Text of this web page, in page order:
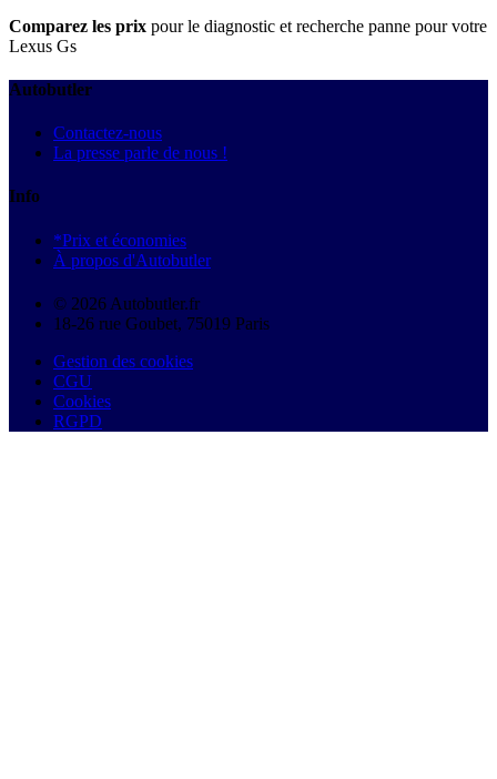
Comparez les prix pour le diagnostic et recherche panne pour votre
Lexus Gs
Autobutler
Contactez-nous
La presse parle de nous !
Info
*Prix et économies
À propos d'Autobutler
© 2026 Autobutler.fr
18-26 rue Goubet, 75019 Paris
Gestion des cookies
CGU
Cookies
RGPD